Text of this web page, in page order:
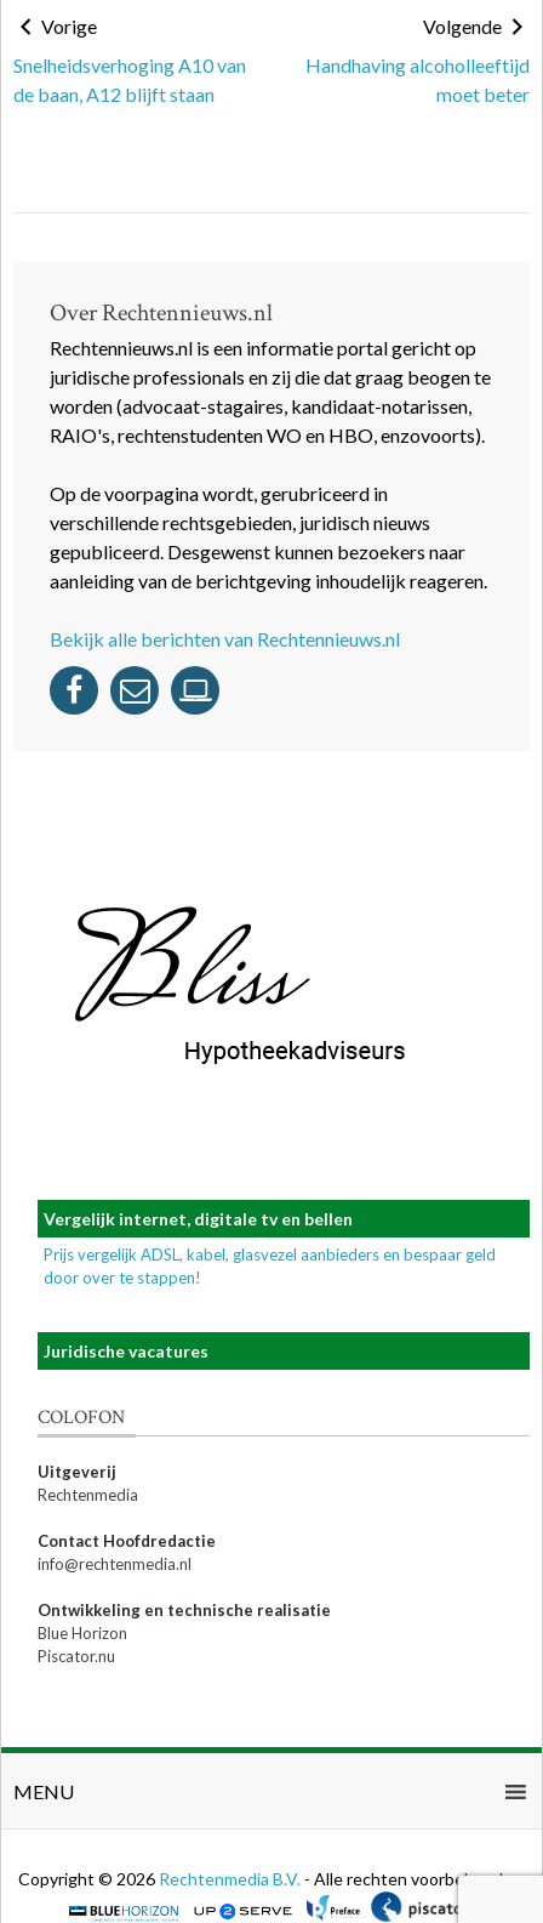
Vorige
Snelheidsverhoging A10 van
de baan, A12 blijft staan
Volgende
Handhaving alcoholleeftijd
moet beter
Over Rechtennieuws.nl
Rechtennieuws.nl is een informatie portal gericht op
juridische professionals en zij die dat graag beogen te
worden (advocaat-stagaires, kandidaat-notarissen,
RAIO's, rechtenstudenten WO en HBO, enzovoorts).
Op de voorpagina wordt, gerubriceerd in
verschillende rechtsgebieden, juridisch nieuws
gepubliceerd. Desgewenst kunnen bezoekers naar
aanleiding van de berichtgeving inhoudelijk reageren.
Bekijk alle berichten van Rechtennieuws.nl
Vergelijk internet, digitale tv en bellen
Prijs vergelijk ADSL, kabel, glasvezel aanbieders en bespaar geld
door over te stappen!
Juridische vacatures
COLOFON
Uitgeverij
Rechtenmedia
Contact Hoofdredactie
info@rechtenmedia.nl
Ontwikkeling en technische realisatie
Blue Horizon
Piscator.nu
MENU
Copyright © 2026 Rechtenmedia B.V. - Alle rechten voorbehouden.